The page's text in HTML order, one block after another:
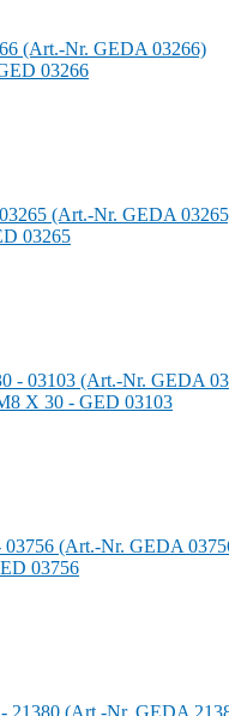
03266
03265
X 30 - GED 03103
03756